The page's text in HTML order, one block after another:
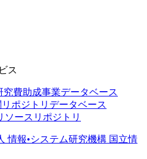
ス
費助成事業データベース
ポジトリデータベース
ソースリポジトリ